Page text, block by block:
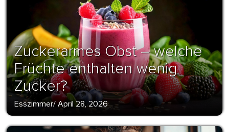
Zuckerarmes Obst – welche
Früchte enthalten wenig
Zucker?
Esszimmer/April 28, 2026